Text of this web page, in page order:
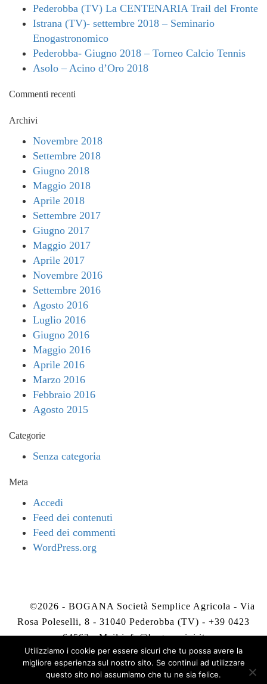
Pederobba (TV) La CENTENARIA Trail del Fronte
Istrana (TV)- settembre 2018 – Seminario
Enogastronomico
Pederobba- Giugno 2018 – Torneo Calcio Tennis
Asolo – Acino d’Oro 2018
Commenti recenti
Archivi
Novembre 2018
Settembre 2018
Giugno 2018
Maggio 2018
Aprile 2018
Settembre 2017
Giugno 2017
Maggio 2017
Aprile 2017
Novembre 2016
Settembre 2016
Agosto 2016
Luglio 2016
Giugno 2016
Maggio 2016
Aprile 2016
Marzo 2016
Febbraio 2016
Agosto 2015
Categorie
Senza categoria
Meta
Accedi
Feed dei contenuti
Feed dei commenti
WordPress.org
©2026 - BOGANA Società Semplice Agricola - Via
Rosa Poleselli, 8 - 31040 Pederobba (TV) - +39 0423
64563 - Mailinfo@boganavini.it
Privacy Policy-Cookie Policy
Utilizziamo i cookie per essere sicuri che tu possa avere la
migliore esperienza sul nostro sito. Se continui ad utilizzare
questo sito noi assumiamo che tu ne sia felice.